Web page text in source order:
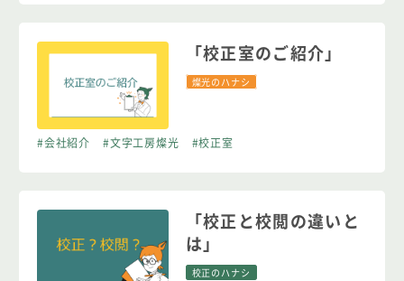
「校正室のご紹介」
燦光のハナシ
#会社紹介 #文字工房燦光 #校正室
「校正と校閲の違いと
は」
校正のハナシ